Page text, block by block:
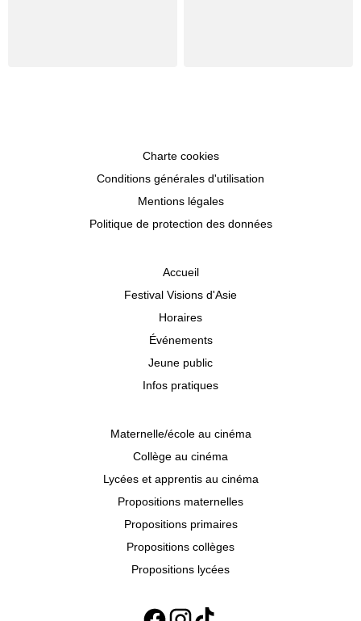
Charte cookies
Conditions générales d'utilisation
Mentions légales
Politique de protection des données
Accueil
Festival Visions d'Asie
Horaires
Événements
Jeune public
Infos pratiques
Maternelle/école au cinéma
Collège au cinéma
Lycées et apprentis au cinéma
Propositions maternelles
Propositions primaires
Propositions collèges
Propositions lycées